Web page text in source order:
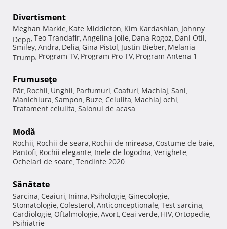
Divertisment
Meghan Markle, Kate Middleton, Kim Kardashian, Johnny
Depp, Teo Trandafir, Angelina Jolie, Dana Rogoz, Dani Otil,
Smiley, Andra, Delia, Gina Pistol, Justin Bieber, Melania
Trump, Program TV, Program Pro TV, Program Antena 1
Frumuseţe
Păr, Rochii, Unghii, Parfumuri, Coafuri, Machiaj, Sani,
Manichiura, Sampon, Buze, Celulita, Machiaj ochi,
Tratament celulita, Salonul de acasa
Modă
Rochii, Rochii de seara, Rochii de mireasa, Costume de baie,
Pantofi, Rochii elegante, Inele de logodna, Verighete,
Ochelari de soare, Tendinte 2020
Sănătate
Sarcina, Ceaiuri, Inima, Psihologie, Ginecologie,
Stomatologie, Colesterol, Anticonceptionale, Test sarcina,
Cardiologie, Oftalmologie, Avort, Ceai verde, HIV, Ortopedie,
Psihiatrie